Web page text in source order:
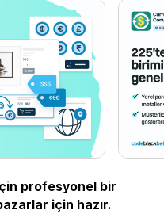
profesyonel bir
için hazır.